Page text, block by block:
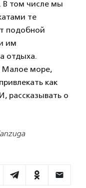
В том числе мы
те
подобной
им
отдыха.
Малое море,
как
рассказывать о